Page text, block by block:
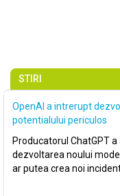
STIRI
OpenAI a intrerupt
potentialului periculos
Producatorul ChatGPT
dezvoltarea noului
ar putea crea noi